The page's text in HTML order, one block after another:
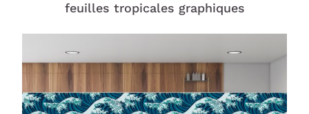
feuilles tropicales graphiques